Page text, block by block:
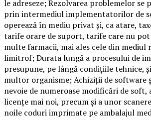
le adreseze; Rezolvarea problemelor se
prin intermediul implementatorilor de
operează în mediu privat şi, ca atare,
tarife orare de suport, tarife care nu
multe farmacii, mai ales cele din mediul
limitrof; Durata lungă a procesului de
presupune, pe lângă condiţiile tehnice,
multor organisme; Achiziţii de software
nevoie de numeroase modificări de soft,
licențe mai noi, precum și a unor
noile coduri imprimate pe ambalajul